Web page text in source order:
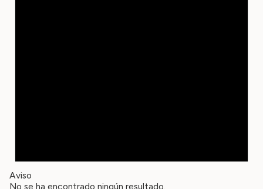
Aviso
No se ha encontrado ningún resultado.